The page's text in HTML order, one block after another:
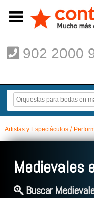
902 2000
Artistas y Espectáculos
Medievales
Buscar